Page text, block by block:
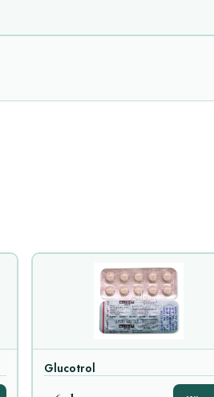
Glucotrol